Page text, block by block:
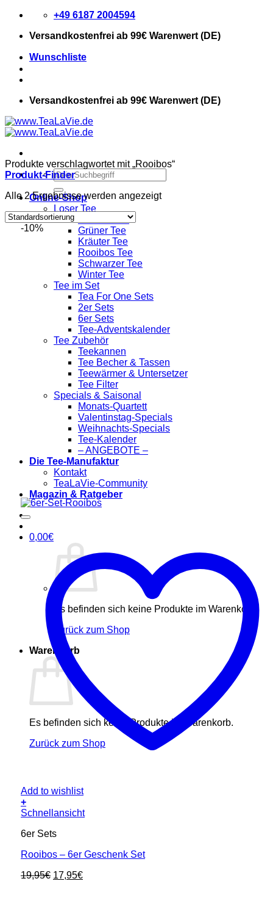
Zum
springen
+49 6187 2004594
Versandkostenfrei ab 99€ Warenwert (DE)
Wunschliste
Versandkostenfrei ab 99€ Warenwert (DE)
Suchen
nach:
Online-Shop
Loser Tee
Früchte Tee
Grüner Tee
Kräuter Tee
Rooibos Tee
Schwarzer Tee
Winter Tee
Tee im Set
Tea For One Sets
2er Sets
6er Sets
Tee-Adventskalender
Tee Zubehör
Teekannen
Tee Becher & Tassen
Teewärmer & Untersetzer
Tee Filter
Specials & Saisonal
Monats-Quartett
Valentinstag-Specials
Weihnachts-Specials
Tee-Kalender
– ANGEBOTE –
Die Tee-Manufaktur
Kontakt
TeaLaVie-Community
Magazin & Ratgeber
0,00€
Es befinden sich keine Produkte im Warenkorb.
Zurück zum Shop
Warenkorb
Es befinden sich keine Produkte im Warenkorb.
Zurück zum Shop
Produkte verschlagwortet mit „Rooibos“
Produkt-Finder
Alle 2 Ergebnisse werden angezeigt
-10%
Add to wishlist
+
Schnellansicht
6er Sets
Rooibos – 6er Geschenk Set
19,95€ Ursprünglicher
17,95€Aktueller